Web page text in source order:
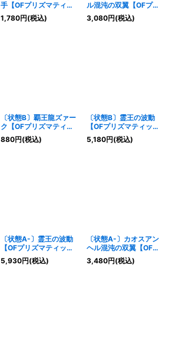
手【OFプリズマティッ
クシークレット】
{LOSP-JP019}《魔法》
1,780円(税込)
ル混沌の双翼【OFプリ
ズマティックシークレッ
ト】{LOSP-JP017}《シ
3,080円(税込)
〔状態B〕覇王龍ズァー
ク【OFプリズマティッ
クシークレット】
{LOSP-JP015}《融合》
880円(税込)
〔状態B〕霊王の波動
【OFプリズマティック
シークレット】{LOSP-
JP020}《罠》
5,180円(税込)
〔状態A-〕霊王の波動
【OFプリズマティック
シークレット】{LOSP-
JP020}《罠》
5,930円(税込)
〔状態A-〕カオスアン
ヘル混沌の双翼【OFプ
リズマティックシークレ
ット】{LOSP-JP017}
3,480円(税込)